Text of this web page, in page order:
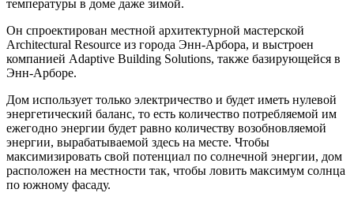
температуры в доме даже зимой.
Он спроектирован местной архитектурной мастерской
Architectural Resource из города Энн-Арбора, и выстроен
компанией Adaptive Building Solutions, также базирующейся в
Энн-Арборе.
Дом использует только электричество и будет иметь нулевой
энергетический баланс, то есть количество потребляемой им
ежегодно энергии будет равно количеству возобновляемой
энергии, вырабатываемой здесь на месте. Чтобы
максимизировать свой потенциал по солнечной энергии, дом
расположен на местности так, чтобы ловить максимум солнца
по южному фасаду.